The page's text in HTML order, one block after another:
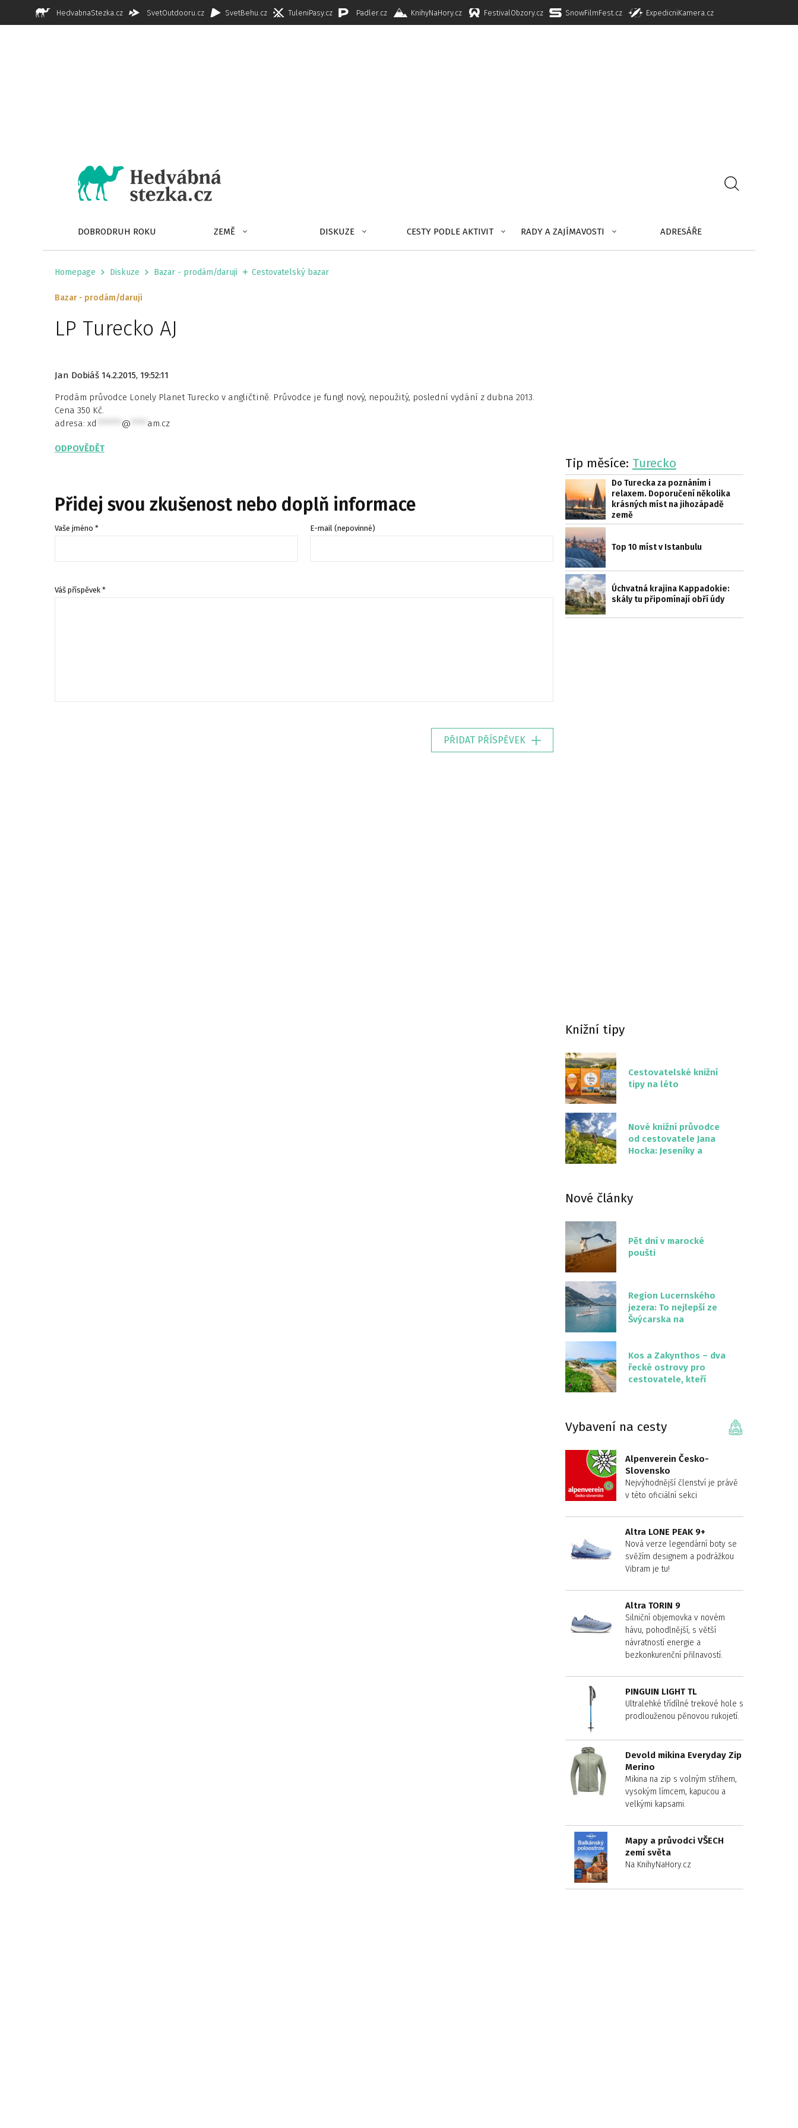
HedvabnaStezka.cz SvetOutdooru.cz SvetBehu.cz TuleniPasy.cz Padler.cz KnihyNaHory.cz FestivalObzory.cz SnowFilmFest.cz ExpedicniKamera.cz
DOBRODRUH ROKU ZEMĚ DISKUZE CESTY PODLE AKTIVIT RADY A ZAJÍMAVOSTI ADRESÁŘE
Homepage Diskuze Bazar - prodám/daruji Cestovatelský bazar
Bazar - prodám/daruji
LP Turecko AJ
Jan Dobiáš 14.2.2015, 19:52:11
Prodám průvodce Lonely Planet Turecko v angličtině. Průvodce je fungl nový, nepoužitý, poslední vydání z dubna 2013.
Cena 350 Kč.
adresa: xd @ am.cz
ODPOVĚDĚT
Přidej svou zkušenost nebo doplň informace
Vaše jméno * E-mail (nepovinné)
Váš příspěvek *
PŘIDAT PŘÍSPĚVEK
Tip měsíce: Turecko
Do Turecka za poznáním i
relaxem. Doporučení několika
krásných míst na jihozápadě
země
Top 10 míst v Istanbulu
Úchvatná krajina Kappadokie:
skály tu připomínají obří údy
Knižní tipy
Cestovatelské knižní
tipy na léto
Nové knižní průvodce
od cestovatele Jana
Hocka: Jeseníky a
Nové články
Pět dní v marocké
poušti
Region Lucernského
jezera: To nejlepší ze
Švýcarska na
Kos a Zakynthos – dva
řecké ostrovy pro
cestovatele, kteří
Vybavení na cesty
Alpenverein Česko-
Slovensko
Nejvýhodnější členství je právě
v této oficiální sekci
Altra LONE PEAK 9+
Nová verze legendární boty se
svěžím designem a podrážkou
Vibram je tu!
Altra TORIN 9
Silniční objemovka v novém
hávu, pohodlnější, s větší
návratností energie a
bezkonkurenční přilnavostí.
PINGUIN LIGHT TL
Ultralehké třídílné trekové hole s
prodlouženou pěnovou rukojetí.
Devold mikina Everyday Zip
Merino
Mikina na zip s volným střihem,
vysokým límcem, kapucou a
velkými kapsami.
Mapy a průvodci VŠECH
zemí světa
Na KnihyNaHory.cz